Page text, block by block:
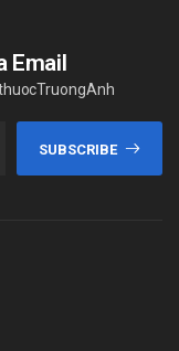
Email
SUBSCRIBE